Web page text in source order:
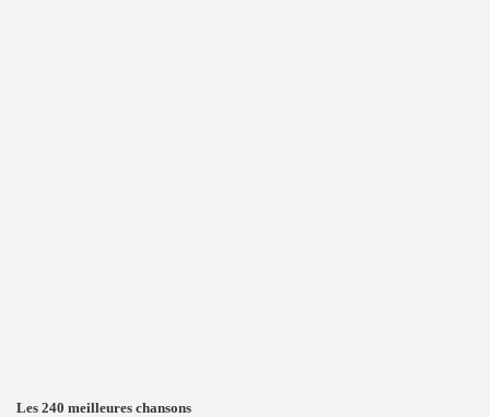
Les 240 meilleures chansons